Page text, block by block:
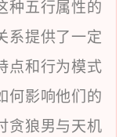
种五行属性的
系提供了一定
点和行为模式
何影响他们的
贪狼男与天机